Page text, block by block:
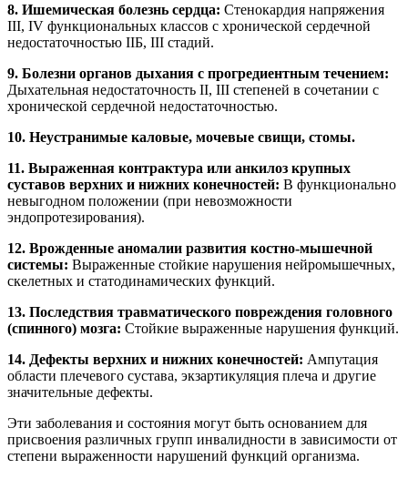
8. Ишемическая болезнь сердца: Стенокардия напряжения
III, IV функциональных классов с хронической сердечной
недостаточностью IIБ, III стадий.
9. Болезни органов дыхания с прогредиентным течением:
Дыхательная недостаточность II, III степеней в сочетании с
хронической сердечной недостаточностью.
10. Неустранимые каловые, мочевые свищи, стомы.
11. Выраженная контрактура или анкилоз крупных
суставов верхних и нижних конечностей: В функционально
невыгодном положении (при невозможности
эндопротезирования).
12. Врожденные аномалии развития костно-мышечной
системы: Выраженные стойкие нарушения нейромышечных,
скелетных и статодинамических функций.
13. Последствия травматического повреждения головного
(спинного) мозга: Стойкие выраженные нарушения функций.
14. Дефекты верхних и нижних конечностей: Ампутация
области плечевого сустава, экзартикуляция плеча и другие
значительные дефекты.
Эти заболевания и состояния могут быть основанием для
присвоения различных групп инвалидности в зависимости от
степени выраженности нарушений функций организма.